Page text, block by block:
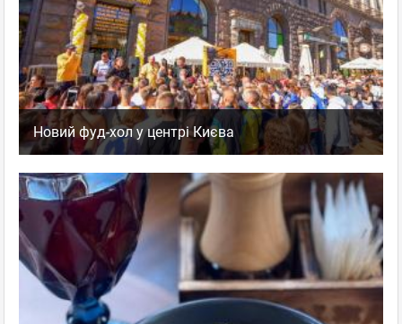
Новий фуд-хол у центрі Києва